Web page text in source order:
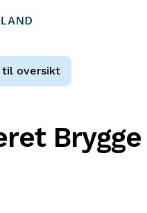
til oversikt
Brygge